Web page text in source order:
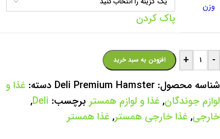
وزن
پاک کردن
-
+ افزودن به سبد خرید
شناسه محصول: Deli Premium Hamster دسته: غذا و
لوازم جوندگان, غذا و لوازم همستر برچسب: Deli
,
خارجی, غذا خارجی همستر, غذا همستر